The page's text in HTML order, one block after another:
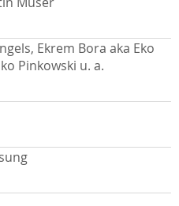
Ekrem Bora aka Eko
Pinkowski u. a.